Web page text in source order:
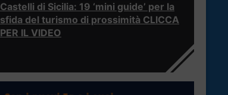
Castelli di Sicilia: 19 ‘mini guide’ per la
sfida del turismo di prossimità CLICCA
PER IL VIDEO